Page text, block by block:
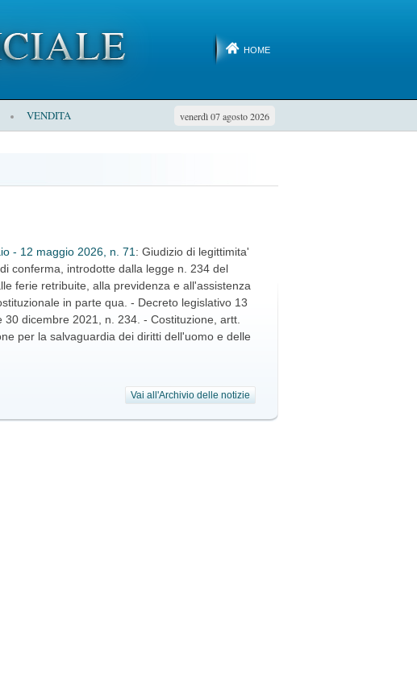
HOME
VENDITA venerdì 07 agosto 2026
- 12 maggio 2026, n. 71 : Giudizio di legittimita'
conferma, introdotte dalla legge n. 234 del
ferie retribuite, alla previdenza e all'assistenza
in parte qua. - Decreto legislativo 13
dicembre 2021, n. 234. - Costituzione, artt.
per la salvaguardia dei diritti dell'uomo e delle
Vai all'Archivio delle notizie